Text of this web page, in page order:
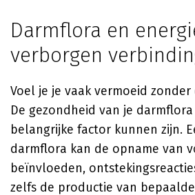
Darmflora en
verborgen
Voel je je vaak vermoeid
De gezondheid van je
belangrijke factor kunnen zijn.
darmflora kan de opname van
beïnvloeden,
zelfs de productie van bepaalde